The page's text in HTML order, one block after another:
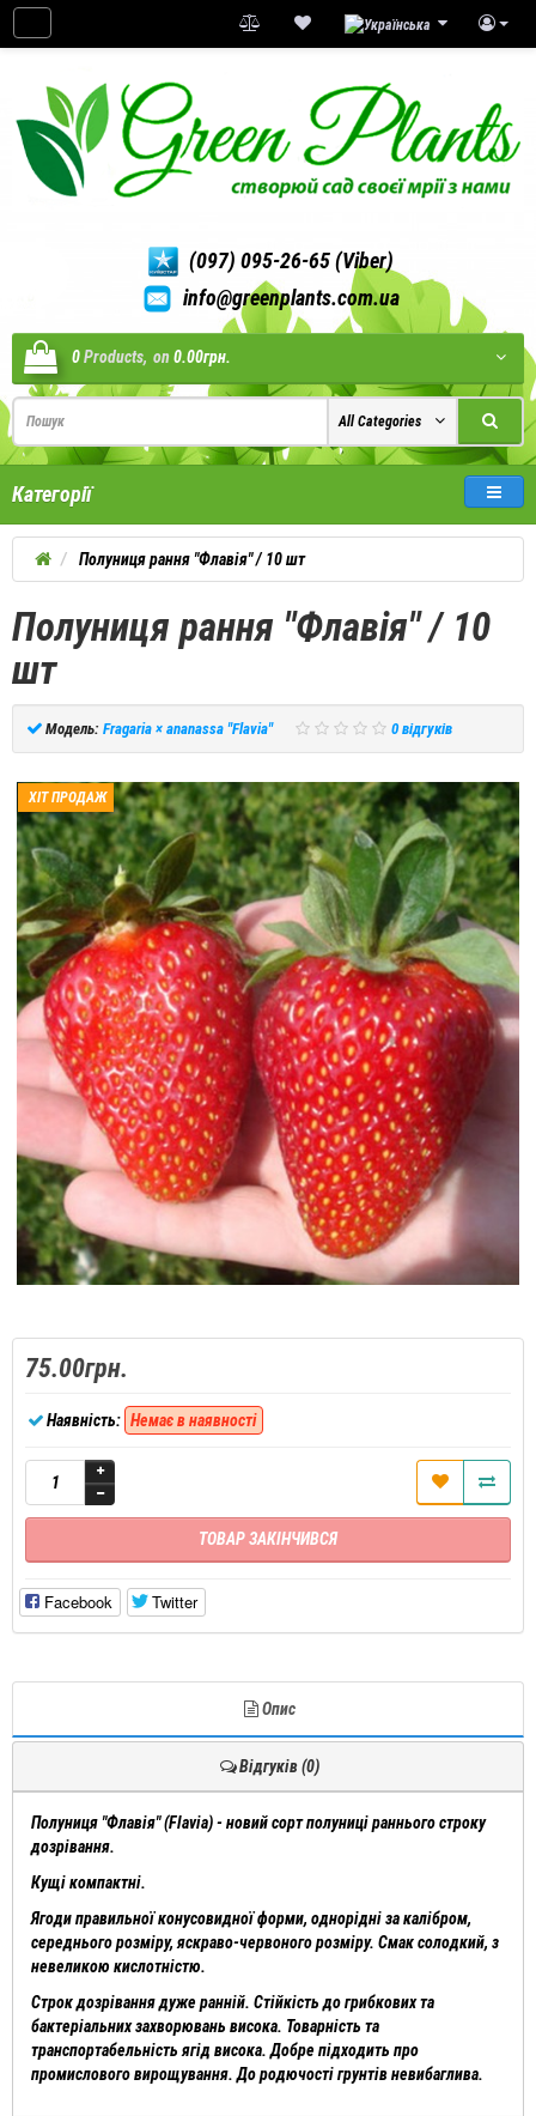
(097) 095-26-65 (Viber)
info@greenplants.com.ua
0Products, on 0.00грн.
All Categories
Категорії
Полуниця рання "Флавія" / 10 шт
Полуниця рання "Флавія" / 10
шт
Модель: Fragaria × ananassa "Flavia" 0 відгуків
ХІТ ПРОДАЖ
75.00грн.
Наявність: Немає в наявності
ТОВАР ЗАКІНЧИВСЯ
Facebook Twitter
Опис
Відгуків (0)
Полуниця "Флавія" (Flavia) - новий сорт полуниці раннього строку
дозрівання.
Кущі компактні.
Ягоди правильної конусовидної форми, однорідні за калібром,
середнього розміру, яскраво-червоного розміру. Смак солодкий, з
невеликою кислотністю.
Строк дозрівання дуже ранній. Стійкість до грибкових та
бактеріальних захворювань висока. Товарність та
транспортабельність ягід висока. Добре підходить про
промислового вирощування. До родючості грунтів невибаглива.